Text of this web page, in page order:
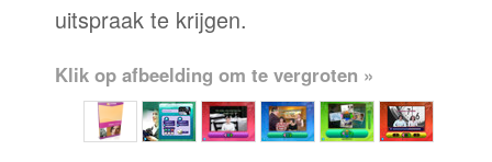
uitspraak te krijgen.
Klik op afbeelding om te vergroten »